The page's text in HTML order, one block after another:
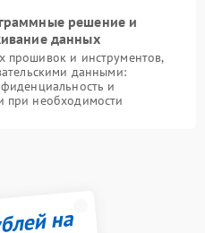
решение и
данных
прошивок и инструментов,
данными:
и
при необходимости